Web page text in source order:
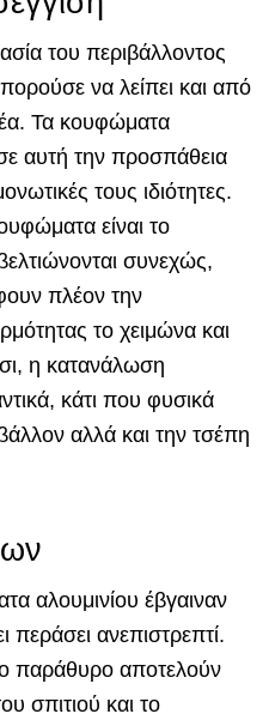
του περιβάλλοντος
να λείπει και από
Τα κουφώματα
αυτή την προσπάθεια
τους ιδιότητες.
είναι το
συνεχώς,
πλέον την
το χειμώνα και
η κατανάλωση
κάτι που φυσικά
αλλά και την τσέπη
αλουμινίου έβγαιναν
ανεπιστρεπτί.
παράθυρο αποτελούν
σπιτιού και το